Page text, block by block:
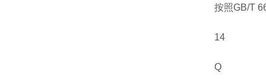
按照GB/T
14
Q